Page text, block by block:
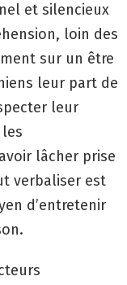
et silencieux
loin des
sur un être
leur part de
leur
lâcher prise
verbaliser est
d’entretenir